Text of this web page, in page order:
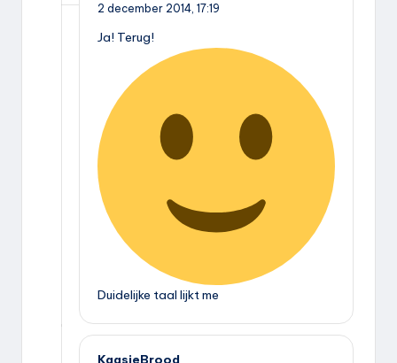
2 december 2014, 17:19
Ja! Terug!
Duidelijke taal lijkt me
KaasjeBrood